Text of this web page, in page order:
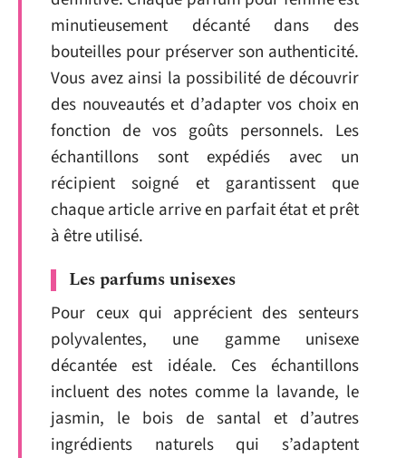
minutieusement décanté dans des
bouteilles pour préserver son authenticité.
Vous avez ainsi la possibilité de découvrir
des nouveautés et d’adapter vos choix en
fonction de vos goûts personnels. Les
échantillons sont expédiés avec un
récipient soigné et garantissent que
chaque article arrive en parfait état et prêt
à être utilisé.
Les parfums unisexes
Pour ceux qui apprécient des senteurs
polyvalentes, une gamme unisexe
décantée est idéale. Ces échantillons
incluent des notes comme la lavande, le
jasmin, le bois de santal et d’autres
ingrédients naturels qui s’adaptent